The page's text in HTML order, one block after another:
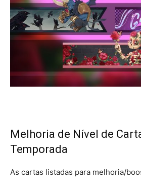
Melhoria de Nível de
Temporada
As cartas listadas para melhoria/